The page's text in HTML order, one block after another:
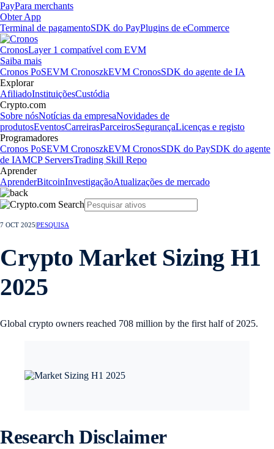
PayPara merchants
Obter App
Terminal de pagamentoSDK do PayPlugins de eCommerce
CronosLayer 1 compatível com EVM
Saiba mais
Cronos PoSEVM CronoszkEVM CronosSDK do agente de IA
Explorar
AfiliadoInstituiçõesCustódia
Crypto.com
Sobre nósNotícias da empresaNovidades de
produtosEventosCarreirasParceirosSegurançaLicenças e registo
Programadores
Cronos PoSEVM CronoszkEVM CronosSDK do PaySDK do agente
de IAMCP ServersTrading Skill Repo
Aprender
AprenderBitcoinInvestigaçãoAtualizações de mercado
7 OCT 2025 PESQUISA
Crypto Market Sizing H1
2025
Global crypto owners reached 708 million by the first half of 2025.
Research Disclaimer